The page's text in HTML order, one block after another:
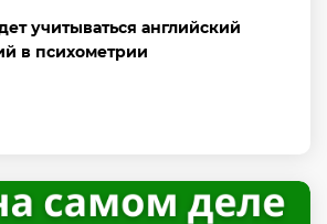
учитываться английский
в психометрии